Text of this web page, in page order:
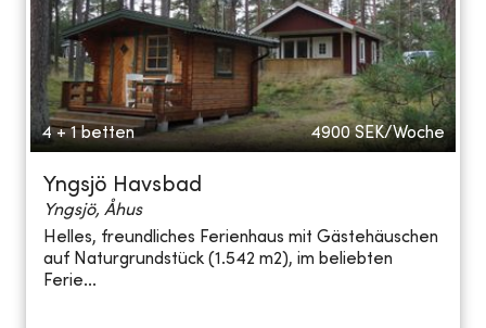
4 + 1 betten 4900 SEK/Woche
Yngsjö Havsbad
Yngsjö, Åhus
Helles, freundliches Ferienhaus mit Gästehäuschen
auf Naturgrundstück (1.542 m2), im beliebten
Ferie...